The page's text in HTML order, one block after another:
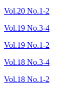
Vol.20 No.1-2
Vol.19 No.3-4
Vol.19 No.1-2
Vol.18 No.3-4
Vol.18 No.1-2